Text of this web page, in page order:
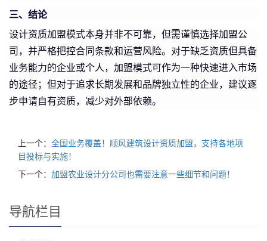
三、结论
设计资质加盟模式本身并非不可靠，但需谨慎选择加盟公
司，并严格把控合同条款和运营风险。对于缺乏资质但具备
业务能力的企业或个人，加盟模式可作为一种快速进入市场
的途径；但对于追求长期发展和品牌独立性的企业，建议逐
步申请自有资质，减少对外部依赖。
上一个： 全国业务覆盖！顺风建筑设计资质加盟，支持各地项
目投标与实施！
下一个： 加盟农业设计分公司也需要注意一些细节和问题！
导航栏目